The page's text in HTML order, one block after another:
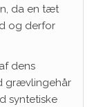
da en tæt
og derfor
dens
grævlingehår
syntetiske